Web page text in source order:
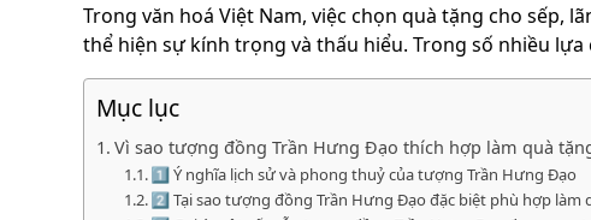
Trong văn hoá Việt Nam, việc chọn quà tặng cho sếp,
thể hiện sự kính trọng và thấu hiểu. Trong số nhiều
Mục lục
Vì sao tượng đồng Trần Hưng Đạo thích hợp làm quà
1️⃣ Ý nghĩa lịch sử và phong thuỷ của tượng Trần Hưng Đạo
2️⃣ Tại sao tượng đồng Trần Hưng Đạo đặc biệt phù hợp làm